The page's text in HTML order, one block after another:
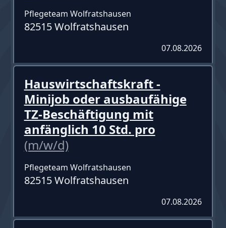
Pflegeteam Wolfratshausen
82515 Wolfratshausen
07.08.2026
Hauswirtschaftskraft -
Minijob oder ausbaufähige
TZ-Beschäftigung mit
anfänglich 10 Std. pro
(m/w/d)
Pflegeteam Wolfratshausen
82515 Wolfratshausen
07.08.2026